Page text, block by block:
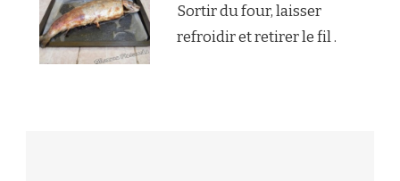
Sortir du four, laisser
refroidir et retirer le fil .